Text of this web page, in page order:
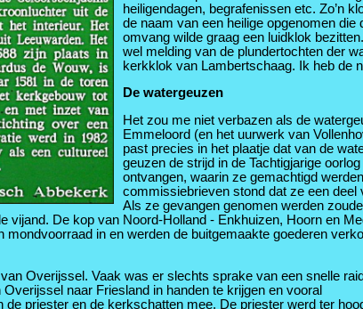
heiligendagen, begrafenissen etc. Zo’n
de naam van een heilige opgenomen
omvang wilde graag een luidklok
wel melding van de plundertochten der
kerkklok van Lambertschaag. Ik heb de
De watergeuzen
Het zou me niet verbazen als de
Emmeloord (en het uurwerk van
past precies in het plaatje dat van de
geuzen de strijd in de Tachtigjarige
ontvangen, waarin ze gemachtigd
commissiebrieven stond dat ze een deel
Als ze gevangen genomen werden
vijand. De kop van Noord-Holland - Enkhuizen, Hoorn en
in en werden de buitgemaakte goederen
Overijssel. Vaak was er slechts sprake van een snelle
naar Friesland in handen te krijgen en vooral
priester en de kerkschatten mee. De priester werd ter